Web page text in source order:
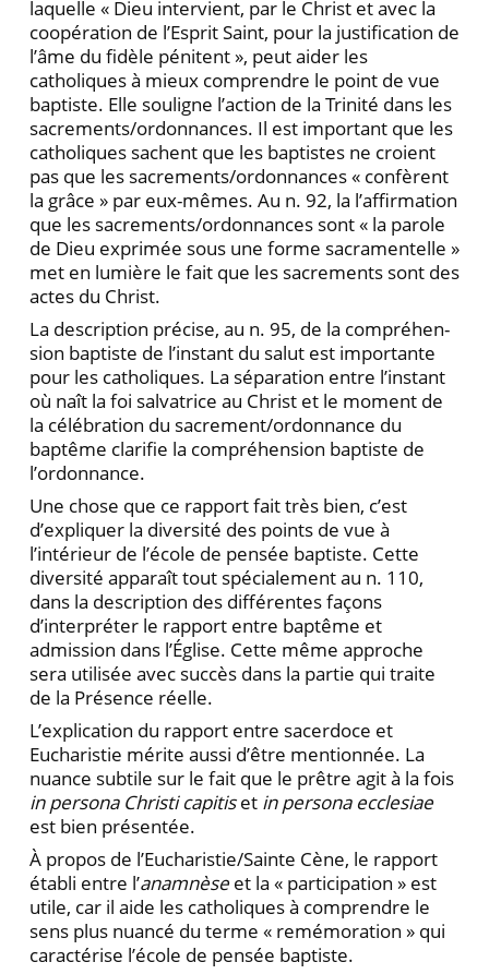
laquelle « Dieu intervient, par le Christ et avec la
coopération de l’Esprit Saint, pour la justification de
l’âme du fidèle pénitent », peut aider les
catholiques à mieux com­prendre le point de vue
baptiste. Elle souligne l’action de la Trinité dans les
sacrements/ordonnances. Il est important que les
catholiques sachent que les baptistes ne croient
pas que les sacrements/ordonnances « con­fèrent
la grâce » par eux-mêmes. Au n. 92, la l’affirmation
que les sacrements/ordonnances sont « la parole
de Dieu exprimée sous une forme sacramen­telle »
met en lumière le fait que les sacrements sont des
actes du Christ.
La description précise, au n. 95, de la compréhen­
sion baptiste de l’instant du salut est importante
pour les catholiques. La séparation entre l’instant
où naît la foi salvatrice au Christ et le moment de
la célébration du sacrement/ordonnance du
baptême clarifie la com­préhension baptiste de
l’ordonnance.
Une chose que ce rapport fait très bien, c’est
d’expliquer la diversité des points de vue à
l’intérieur de l’école de pensée baptiste. Cette
diversité apparaît tout spécialement au n. 110,
dans la description des diffé­rentes façons
d’interpréter le rapport entre baptême et
admission dans l’Église. Cette même approche
sera uti­lisée avec succès dans la partie qui traite
de la Présence réelle.
L’explication du rapport entre sacerdoce et
Eucharis­tie mérite aussi d’être mentionnée. La
nuance subtile sur le fait que le prêtre agit à la fois
in persona Christi capitiset in persona ecclesiae
est bien présentée.
À propos de l’Eucharistie/Sainte Cène, le rapport
établi entre l’anamnèseet la « participation » est
utile, car il aide les catholiques à comprendre le
sens plus nuancé du terme « remémoration » qui
caractérise l’école de pensée baptiste.